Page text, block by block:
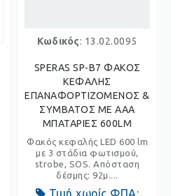
Κωδικός: 13.02.0095
SPERAS SP-B7 ΦΑΚΟΣ
ΚΕΦΑΛΗΣ
ΕΠΑΝΑΦΟΡΤΙΖΟΜΕΝΟΣ &
ΣΥΜΒΑΤΟΣ ΜΕ AAA
ΜΠΑΤΑΡΙΕΣ 600LM
Φακός κεφαλής LED 600 lm
με 3 στάδια φωτισμού,
strobe, SOS. Aπόσταση
δέσμης: 92μ....
Τιμή χωρίς ΦΠΑ: